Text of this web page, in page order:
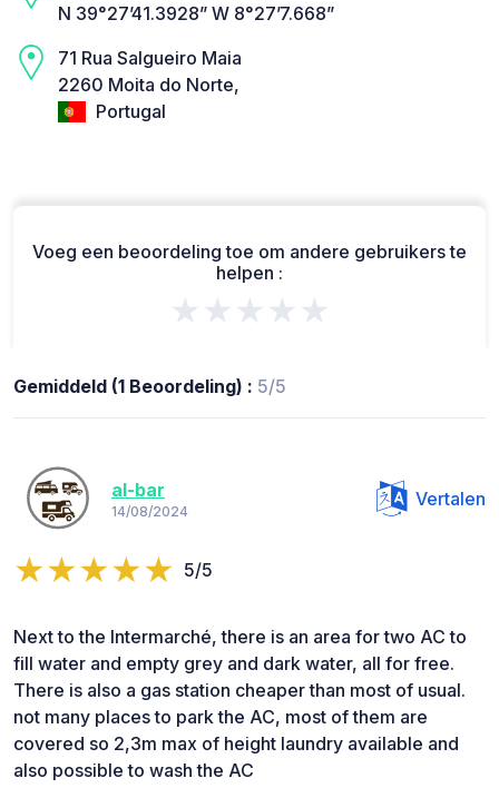
N 39°27’41.3928” W 8°27’7.668”
71 Rua Salgueiro Maia
2260 Moita do Norte,
Portugal
Voeg een beoordeling toe om andere gebruikers te
helpen :
★★★★★
Gemiddeld (1 Beoordeling) : 5/5
al-bar
14/08/2024
Vertalen
5/5
Next to the Intermarché, there is an area for two AC to
fill water and empty grey and dark water, all for free.
There is also a gas station cheaper than most of usual.
not many places to park the AC, most of them are
covered so 2,3m max of height laundry available and
also possible to wash the AC